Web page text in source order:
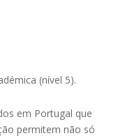
(nível 5).
em Portugal que
permitem não só